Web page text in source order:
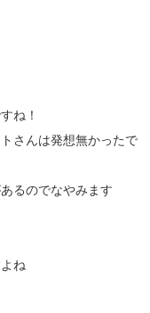
ね！
さんは発想無かったで
るのでなやみます
ね